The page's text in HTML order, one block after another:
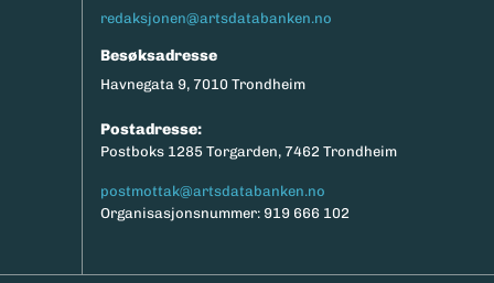
redaksjonen@artsdatabanken.no
Besøksadresse
Havnegata 9, 7010 Trondheim
Postadresse:
Postboks 1285 Torgarden, 7462 Trondheim
postmottak@artsdatabanken.no
Organisasjonsnummer: 919 666 102